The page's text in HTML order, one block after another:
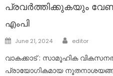
പ്രവർത്തിക്കുകയും
എംപി
Posted
June 21, 2024 Author
editor
വാകക്കാട് : സാമൂഹിക
പ്രായോഗികമായ